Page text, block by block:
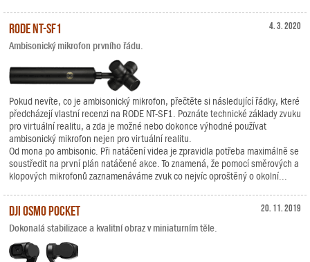
4. 3. 2020
RODE NT-SF1
Ambisonický mikrofon prvního řádu.
Pokud nevíte, co je ambisonický mikrofon, přečtěte si následující řádky, které
předcházejí vlastní recenzi na RODE NT-SF1. Poznáte technické základy zvuku
pro virtuální realitu, a zda je možné nebo dokonce výhodné používat
ambisonický mikrofon nejen pro virtuální realitu.
Od mona po ambisonic. Při natáčení videa je zpravidla potřeba maximálně se
soustředit na první plán natáčené akce. To znamená, že pomocí směrových a
klopových mikrofonů zaznamenáváme zvuk co nejvíc oproštěný o okolní...
20. 11. 2019
DJI Osmo Pocket
Dokonalá stabilizace a kvalitní obraz v miniaturním těle.